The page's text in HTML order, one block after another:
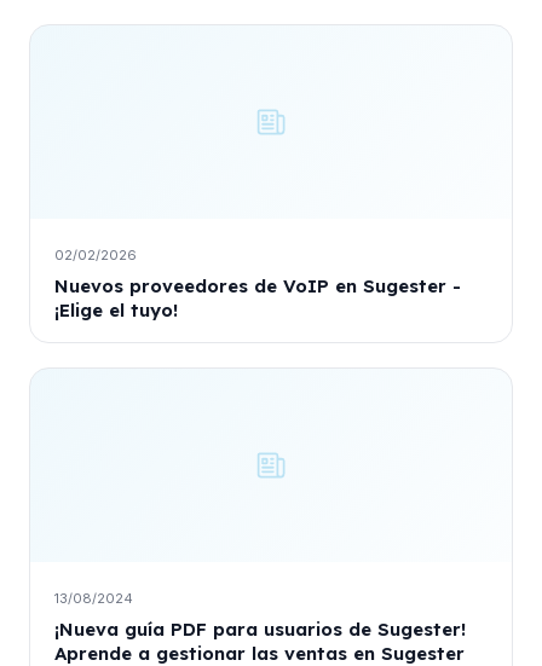
02/02/2026
Nuevos proveedores de VoIP en Sugester -
¡Elige el tuyo!
13/08/2024
¡Nueva guía PDF para usuarios de Sugester!
Aprende a gestionar las ventas en Sugester